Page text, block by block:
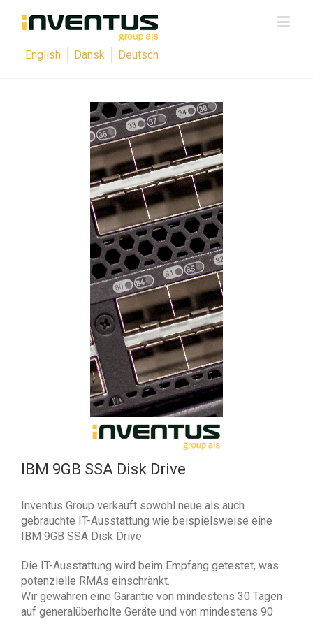
English Dansk Deutsch
IBM 9GB SSA Disk Drive
Inventus Group verkauft sowohl neue als auch
gebrauchte IT-Ausstattung wie beispielsweise eine
IBM 9GB SSA Disk Drive
Die IT-Ausstattung wird beim Empfang getestet, was
potenzielle RMAs einschränkt.
Wir gewähren eine Garantie von mindestens 30 Tagen
auf generalüberholte Geräte und von mindestens 90